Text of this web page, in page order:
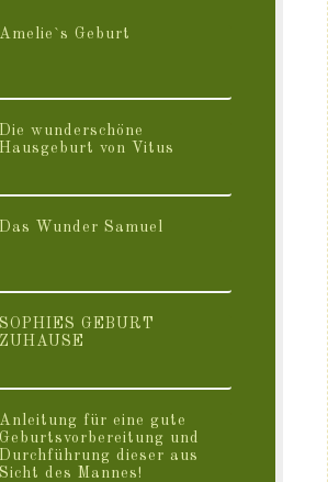
Amelie`s Geburt
Die wunderschöne
Hausgeburt von Vitus
Das Wunder Samuel
SOPHIES GEBURT
ZUHAUSE
Anleitung für eine gute
Geburtsvorbereitung und
Durchführung dieser aus
Sicht des Mannes!